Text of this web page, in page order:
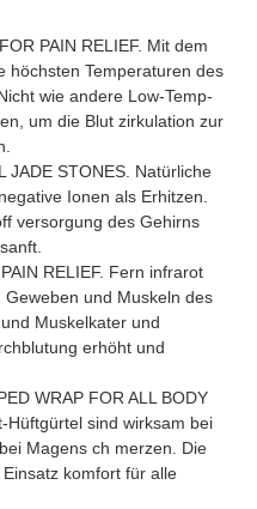
PAIN RELIEF. Mit dem
höchsten Temperaturen des
wie andere Low-Temp-
um die Blut zirkulation zur
JADE STONES. Natürliche
Ionen als Erhitzen.
versorgung des Gehirns
RELIEF. Fern infrarot
und Muskeln des
Muskelkater und
erhöht und
WRAP FOR ALL BODY
Hüftgürtel sind wirksam bei
Magens ch merzen. Die
komfort für alle